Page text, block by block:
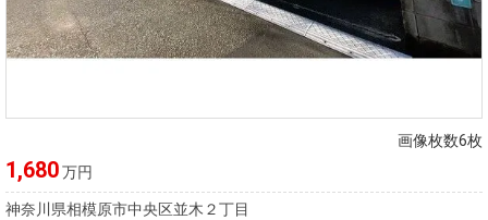
画像枚数6枚
1,680万円
神奈川県相模原市中央区並木２丁目